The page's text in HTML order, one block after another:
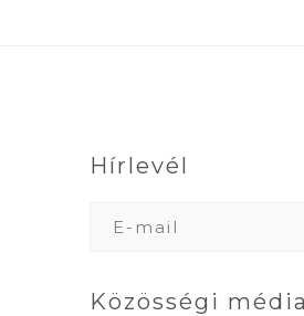
Hírlevél
Közösségi